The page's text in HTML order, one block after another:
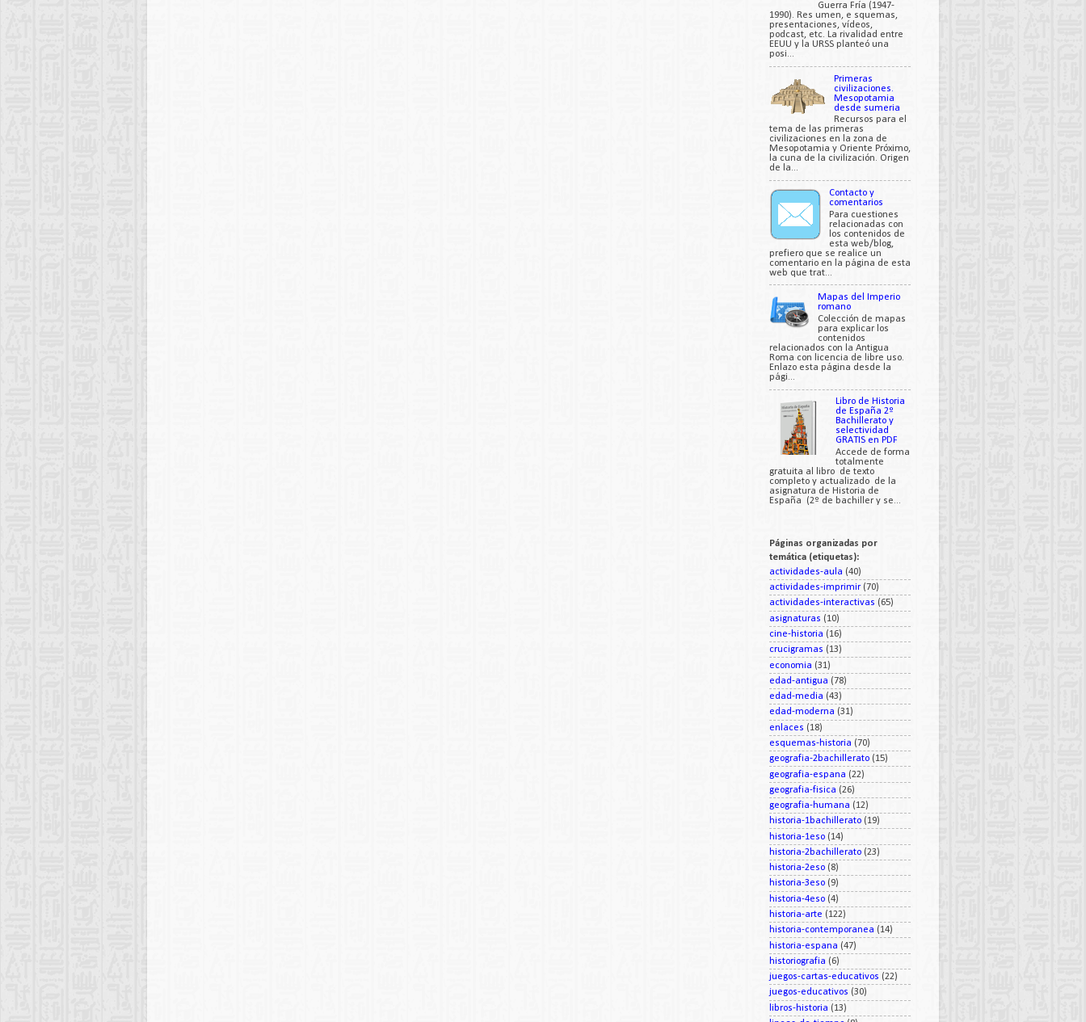
Guerra Fría (1947-
1990). Res umen, e squemas,
presentaciones, vídeos,
podcast, etc. La rivalidad entre
EEUU y la URSS planteó una
posi...
Primeras
civilizaciones.
Mesopotamia
desde sumeria
Recursos para el
tema de las primeras
civilizaciones en la zona de
Mesopotamia y Oriente Próximo,
la cuna de la civilización. Origen
de la...
Contacto y
comentarios
Para cuestiones
relacionadas con
los contenidos de
esta web/blog,
prefiero que se realice un
comentario en la página de esta
web que trat...
Mapas del Imperio
romano
Colección de mapas
para explicar los
contenidos
relacionados con la Antigua
Roma con licencia de libre uso.
Enlazo esta página desde la
pági...
Libro de Historia
de España 2º
Bachillerato y
selectividad
GRATIS en PDF
Accede de forma
totalmente
gratuita al libro de texto
completo y actualizado de la
asignatura de Historia de
España (2º de bachiller y se...
Páginas organizadas por
temática (etiquetas):
actividades-aula (40)
actividades-imprimir (70)
actividades-interactivas (65)
asignaturas (10)
cine-historia (16)
crucigramas (13)
economia (31)
edad-antigua (78)
edad-media (43)
edad-moderna (31)
enlaces (18)
esquemas-historia (70)
geografia-2bachillerato (15)
geografia-espana (22)
geografia-fisica (26)
geografia-humana (12)
historia-1bachillerato (19)
historia-1eso (14)
historia-2bachillerato (23)
historia-2eso (8)
historia-3eso (9)
historia-4eso (4)
historia-arte (122)
historia-contemporanea (14)
historia-espana (47)
historiografia (6)
juegos-cartas-educativos (22)
juegos-educativos (30)
libros-historia (13)